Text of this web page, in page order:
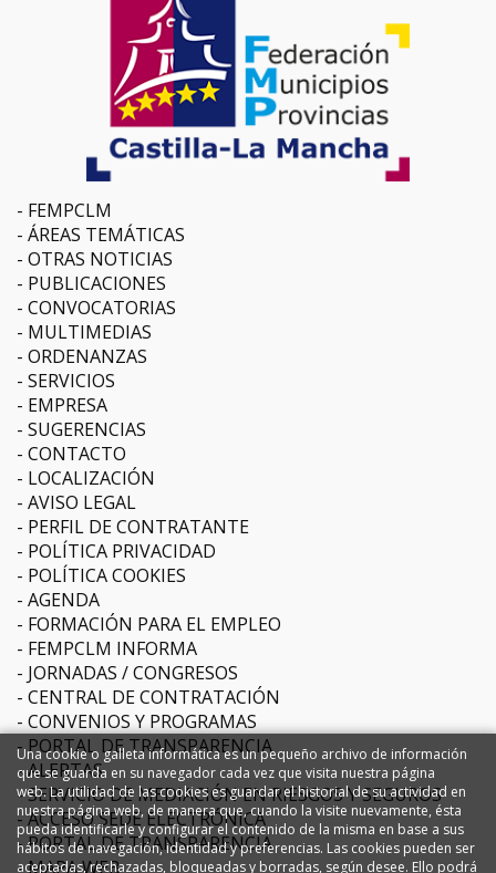
FEMPCLM
ÁREAS TEMÁTICAS
OTRAS NOTICIAS
PUBLICACIONES
CONVOCATORIAS
MULTIMEDIAS
ORDENANZAS
SERVICIOS
EMPRESA
SUGERENCIAS
CONTACTO
LOCALIZACIÓN
AVISO LEGAL
PERFIL DE CONTRATANTE
POLÍTICA PRIVACIDAD
POLÍTICA COOKIES
AGENDA
FORMACIÓN PARA EL EMPLEO
FEMPCLM INFORMA
JORNADAS / CONGRESOS
CENTRAL DE CONTRATACIÓN
CONVENIOS Y PROGRAMAS
PORTAL DE TRANSPARENCIA
ALERTAS
SERVICIO DE MEDIACIÓN EN RIESGOS Y SEGUROS
ACCESO SEDE ELECTRÓNICA
PORTAL DE TRANSPARENCIA
MAPA WEB
Una cookie o galleta informática es un pequeño archivo de información
que se guarda en su navegador cada vez que visita nuestra página
web. La utilidad de las cookies es guardar el historial de su actividad en
nuestra página web, de manera que, cuando la visite nuevamente, ésta
pueda identificarle y configurar el contenido de la misma en base a sus
hábitos de navegación, identidad y preferencias. Las cookies pueden ser
aceptadas, rechazadas, bloqueadas y borradas, según desee. Ello podrá